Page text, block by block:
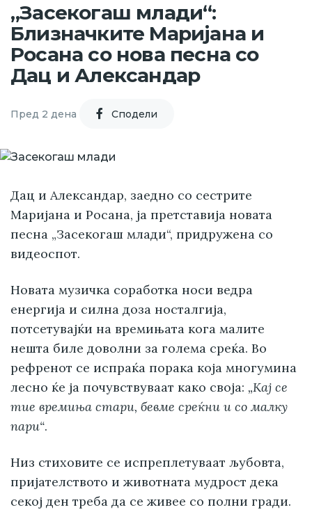
„Засекогаш млади“:
Близначките Маријана и
Росана со нова песна со
Дац и Александар
Пред 2 дена Cподели
Дац и Александар, заедно со сестрите
Маријана и Росана, ја претставија новата
песна „Засекогаш млади“, придружена со
видеоспот.
Новата музичка соработка носи ведра
енергија и силна доза носталгија,
потсетувајќи на времињата кога малите
нешта биле доволни за голема среќа. Во
рефренот се испраќа порака која многумина
лесно ќе ја почувствуваат како своја: „Кај се
тие времиња стари, бевме среќни и со малку
пари“.
Низ стиховите се испреплетуваат љубовта,
пријателството и животната мудрост дека
секој ден треба да се живее со полни гради.